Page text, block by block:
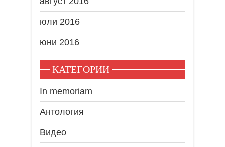
юли 2016
юни 2016
КАТЕГОРИИ
In memoriam
Антология
Видео